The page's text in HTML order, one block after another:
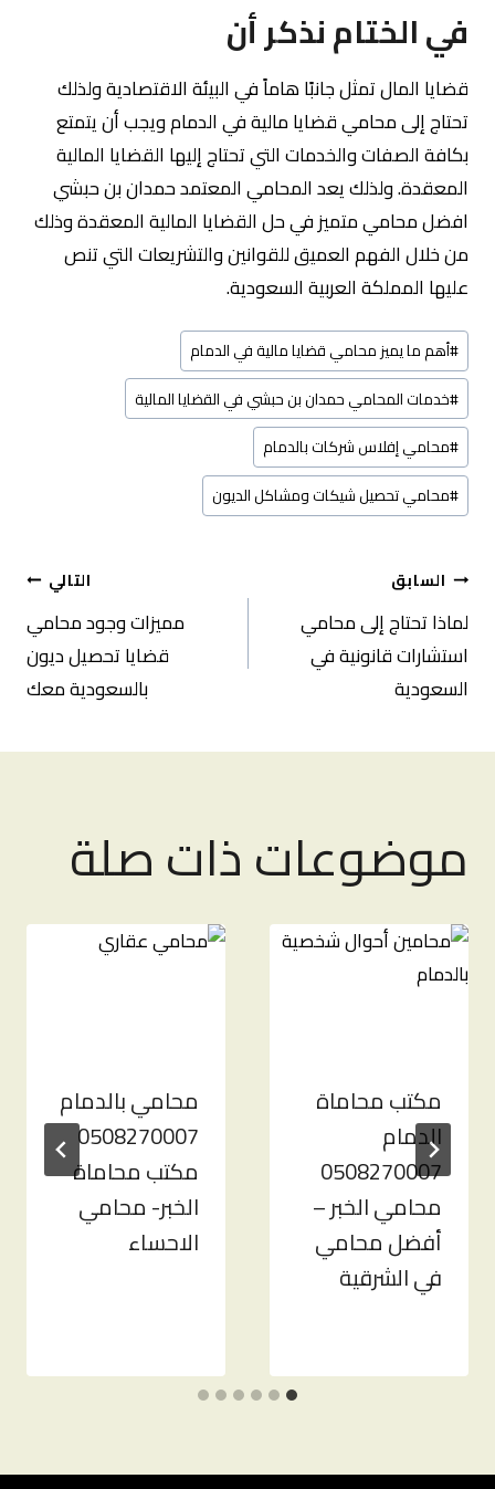
في الختام نذكر أن
قضايا المال تمثل جانبًا هاماً في البيئة الاقتصادية ولذلك
تحتاج إلى محامي قضايا مالية في الدمام ويجب أن يتمتع
بكافة الصفات والخدمات التي تحتاج إليها القضايا المالية
المعقدة. ولذلك يعد المحامي المعتمد حمدان بن حبشي
افضل محامي متميز في حل القضايا المالية المعقدة وذلك
من خلال الفهم العميق للقوانين والتشريعات التي تنص
عليها المملكة العربية السعودية.
وسوم
المقال:
#أهم ما يميز محامي قضايا مالية في الدمام
#خدمات المحامي حمدان بن حبشي في القضايا المالية
#محامي إفلاس شركات بالدمام
#محامي تحصيل شيكات ومشاكل الديون
تصفّح
المقالات
السابق
لماذا تحتاج إلى محامي
استشارات قانونية في
السعودية
التالي
مميزات وجود محامي
قضايا تحصيل ديون
بالسعودية معك
موضوعات ذات صلة
مكتب محاماة
الدمام
0508270007
محامي الخبر –
أفضل محامي
في الشرقية
محامي بالدمام
0508270007
مكتب محاماة
الخبر- محامي
الاحساء